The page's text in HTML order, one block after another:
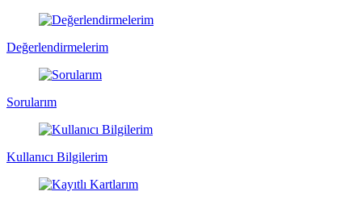
Değerlendirmelerim
Sorularım
Kullanıcı Bilgilerim